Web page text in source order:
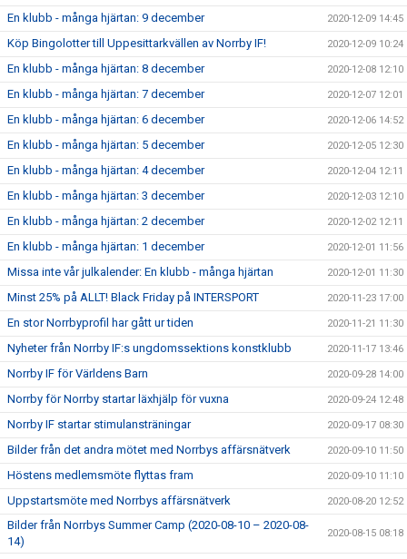
En klubb - många hjärtan: 9 december 2020-12-09 14:45
Köp Bingolotter till Uppesittarkvällen av Norrby IF! 2020-12-09 10:24
En klubb - många hjärtan: 8 december 2020-12-08 12:10
En klubb - många hjärtan: 7 december 2020-12-07 12:01
En klubb - många hjärtan: 6 december 2020-12-06 14:52
En klubb - många hjärtan: 5 december 2020-12-05 12:30
En klubb - många hjärtan: 4 december 2020-12-04 12:11
En klubb - många hjärtan: 3 december 2020-12-03 12:10
En klubb - många hjärtan: 2 december 2020-12-02 12:11
En klubb - många hjärtan: 1 december 2020-12-01 11:56
Missa inte vår julkalender: En klubb - många hjärtan 2020-12-01 11:30
Minst 25% på ALLT! Black Friday på INTERSPORT 2020-11-23 17:00
En stor Norrbyprofil har gått ur tiden 2020-11-21 11:30
Nyheter från Norrby IF:s ungdomssektions konstklubb 2020-11-17 13:46
Norrby IF för Världens Barn 2020-09-28 14:00
Norrby för Norrby startar läxhjälp för vuxna 2020-09-24 12:48
Norrby IF startar stimulansträningar 2020-09-17 08:30
Bilder från det andra mötet med Norrbys affärsnätverk 2020-09-10 11:50
Höstens medlemsmöte flyttas fram 2020-09-10 11:10
Uppstartsmöte med Norrbys affärsnätverk 2020-08-20 12:52
Bilder från Norrbys Summer Camp (2020-08-10 – 2020-08-
14)
2020-08-15 08:18